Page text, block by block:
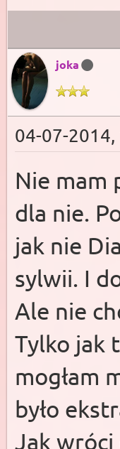
joka
04-07-2014,
Nie mam
dla nie.
jak nie
sylwii. I
Ale nie
Tylko jak
mogłam
było
Jak